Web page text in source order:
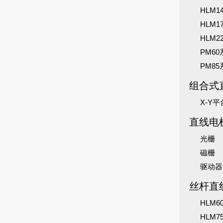
PM60
PM85
组合式
X-Y平
直线电
光栅
磁栅
驱动器
丝杆直